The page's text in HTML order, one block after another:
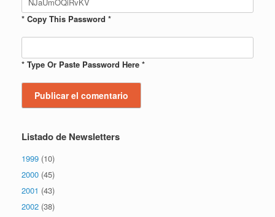
* Copy This Password *
* Type Or Paste Password Here *
Listado de Newsletters
1999 (10)
2000 (45)
2001 (43)
2002 (38)